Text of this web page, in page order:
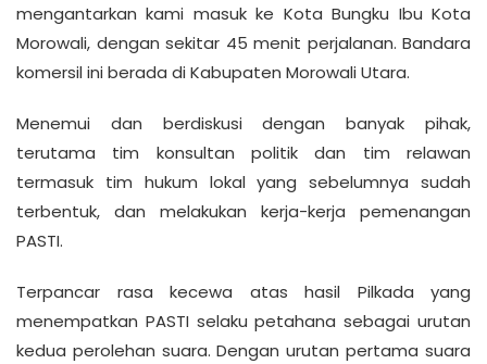
mengantarkan kami masuk ke Kota Bungku Ibu Kota
Morowali, dengan sekitar 45 menit perjalanan. Bandara
komersil ini berada di Kabupaten Morowali Utara.
Menemui dan berdiskusi dengan banyak pihak,
terutama tim konsultan politik dan tim relawan
termasuk tim hukum lokal yang sebelumnya sudah
terbentuk, dan melakukan kerja-kerja pemenangan
PASTI.
Terpancar rasa kecewa atas hasil Pilkada yang
menempatkan PASTI selaku petahana sebagai urutan
kedua perolehan suara. Dengan urutan pertama suara